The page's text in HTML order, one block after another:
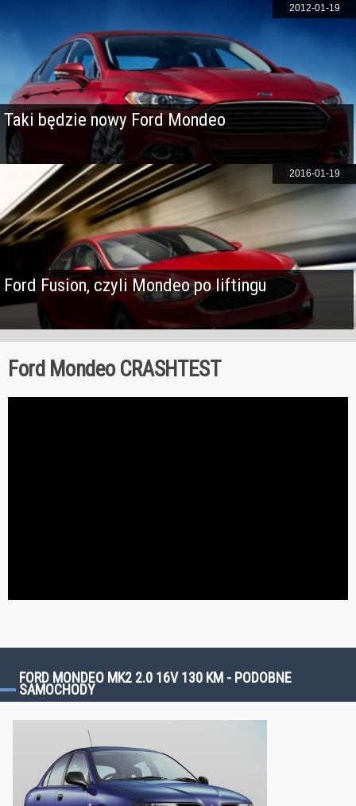
Taki będzie nowy Ford Mondeo
2012-01-19
Ford Fusion, czyli Mondeo po liftingu
2016-01-19
Ford Mondeo CRASHTEST
FORD MONDEO MK2 2.0 16V 130 KM - PODOBNE
SAMOCHODY